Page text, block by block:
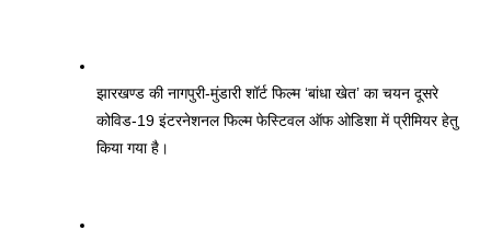
झारखण्ड की नागपुरी-मुंडारी शॉर्ट फिल्म ‘बांधा खेत’ का चयन दूसरे
कोविड-19 इंटरनेशनल फिल्म फेस्टिवल ऑफ ओडिशा में प्रीमियर हेतु
किया गया है।